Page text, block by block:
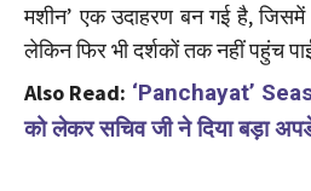
मशीन’ एक उदाहरण बन गई है, जिसमें
लेकिन फिर भी दर्शकों तक नहीं पहुंच
Also Read: ‘Panchayat’
को लेकर सचिव जी ने दिया बड़ा